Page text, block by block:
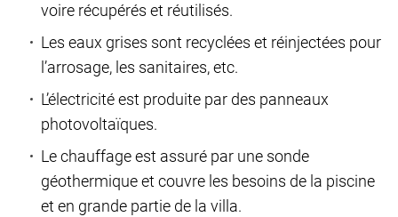
voire récupérés et réutilisés.
Les eaux grises sont recyclées et réinjectées pour
l’arrosage, les sanitaires, etc.
L’électricité est produite par des panneaux
photovoltaïques.
Le chauffage est assuré par une sonde
géothermique et couvre les besoins de la piscine
et en grande partie de la villa.